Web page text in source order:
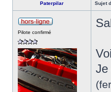
Paterpilar Sujet
Pilote confirmé
Je